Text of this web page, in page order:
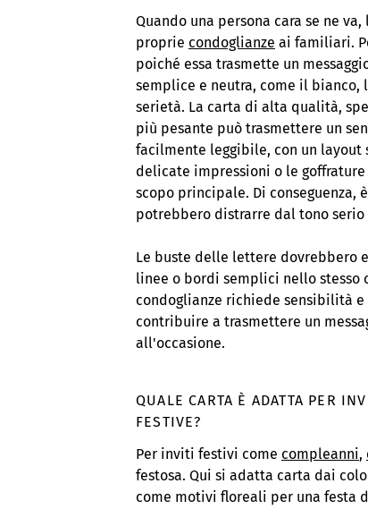
Quando una persona cara se ne
proprie condoglianze ai familiari.
poiché essa trasmette un
semplice e neutra, come il
serietà. La carta di alta qualità,
più pesante può trasmettere un
facilmente leggibile, con un layout
delicate impressioni o le
scopo principale. Di
potrebbero distrarre dal tono
Le buste delle lettere dovrebbero
linee o bordi semplici nello stesso
condoglianze richiede sensibilità
contribuire a trasmettere un
all'occasione.
QUALE CARTA È ADATTA PER
FESTIVE?
Per inviti festivi come compleanni,
festosa. Qui si adatta carta dai
come motivi floreali per una festa